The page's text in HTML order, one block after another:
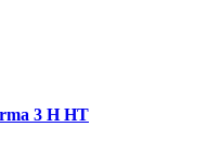
3 H HT